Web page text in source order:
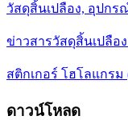
วัสดุสิ้นเปลือง, อุปกรณ์
ข่าวสารวัสดุสิ้นเปลือง
สติกเกอร์ โฮโลแกรม
ดาวน์โหลด